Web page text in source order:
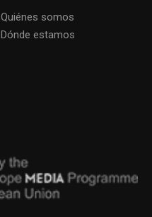
Quiénes somos
Dónde estamos